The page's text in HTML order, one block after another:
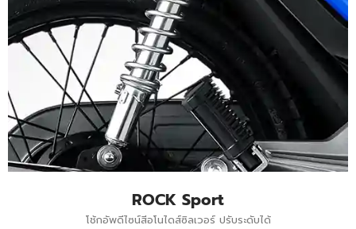
ROCK Sport
โช้กอัพดีไซน์สีอโนไดส์ซิลเวอร์ ปรับระดับได้